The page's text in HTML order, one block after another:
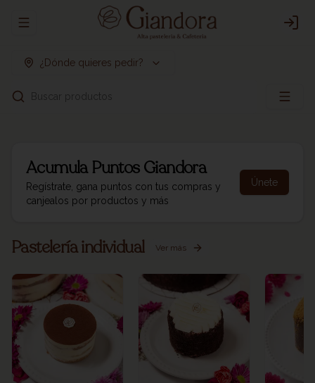
Abrir menu de navegación
¿Dónde quieres pedir?
Buscar productos
AcumulaPuntos Giandora
Regístrate, gana puntos con tus compras y
canjealos por productos y más
Únete
Pastelería individual Ver más